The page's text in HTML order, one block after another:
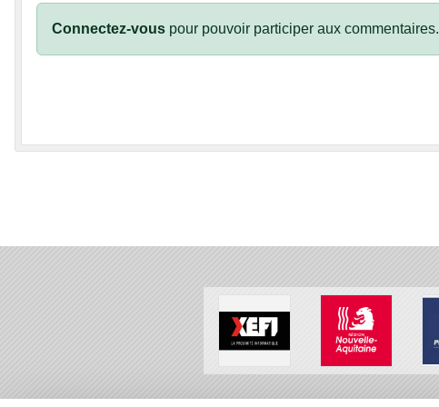
Connectez-vous pour pouvoir participer aux commentaires.